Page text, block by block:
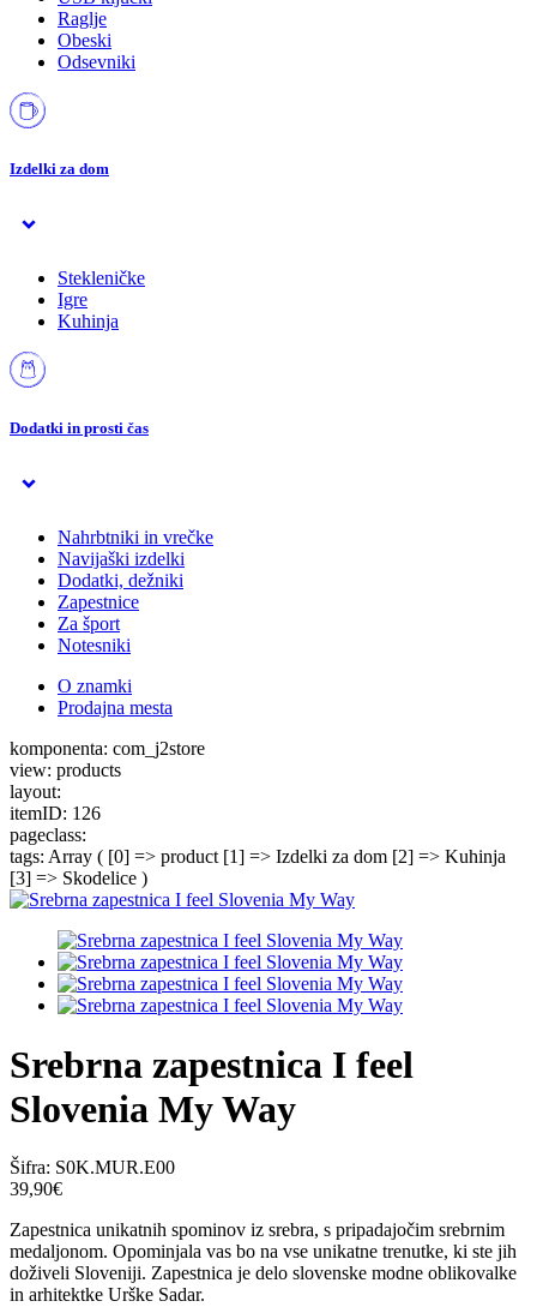
Raglje
Obeski
Odsevniki
Izdelki za dom
Stekleničke
Igre
Kuhinja
Dodatki in prosti čas
Nahrbtniki in vrečke
Navijaški izdelki
Dodatki, dežniki
Zapestnice
Za šport
Notesniki
O znamki
Prodajna mesta
komponenta: com_j2store
view: products
layout:
itemID: 126
pageclass:
tags: Array ( [0] => product [1] => Izdelki za dom [2] => Kuhinja
[3] => Skodelice )
Srebrna zapestnica I feel
Slovenia My Way
Šifra: S0K.MUR.E00
39,90€
Zapestnica unikatnih spominov iz srebra, s pripadajočim srebrnim
medaljonom. Opominjala vas bo na vse unikatne trenutke, ki ste jih
doživeli Sloveniji. Zapestnica je delo slovenske modne oblikovalke
in arhitektke Urške Sadar.